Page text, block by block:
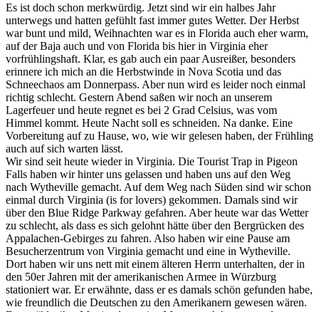
Es ist doch schon merkwürdig. Jetzt sind wir ein halbes Jahr
unterwegs und hatten gefühlt fast immer gutes Wetter. Der Herbst
war bunt und mild, Weihnachten war es in Florida auch eher warm,
auf der Baja auch und von Florida bis hier in Virginia eher
vorfrühlingshaft. Klar, es gab auch ein paar Ausreißer, besonders
erinnere ich mich an die Herbstwinde in Nova Scotia und das
Schneechaos am Donnerpass. Aber nun wird es leider noch einmal
richtig schlecht. Gestern Abend saßen wir noch an unserem
Lagerfeuer und heute regnet es bei 2 Grad Celsius, was vom
Himmel kommt. Heute Nacht soll es schneiden. Na danke. Eine
Vorbereitung auf zu Hause, wo, wie wir gelesen haben, der Frühling
auch auf sich warten lässt.
Wir sind seit heute wieder in Virginia. Die Tourist Trap in Pigeon
Falls haben wir hinter uns gelassen und haben uns auf den Weg
nach Wytheville gemacht. Auf dem Weg nach Süden sind wir schon
einmal durch Virginia (is for lovers) gekommen. Damals sind wir
über den Blue Ridge Parkway gefahren. Aber heute war das Wetter
zu schlecht, als dass es sich gelohnt hätte über den Bergrücken des
Appalachen-Gebirges zu fahren. Also haben wir eine Pause am
Besucherzentrum von Virginia gemacht und eine in Wytheville.
Dort haben wir uns nett mit einem älteren Herrn unterhalten, der in
den 50er Jahren mit der amerikanischen Armee in Würzburg
stationiert war. Er erwähnte, dass er es damals schön gefunden habe,
wie freundlich die Deutschen zu den Amerikanern gewesen wären.